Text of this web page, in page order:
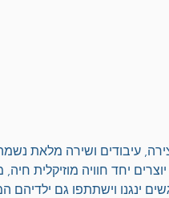
עיבודים ושירה מלאת
יחד חוויה מוזיקלית
ינגנו וישתתפו גם ילדיהם